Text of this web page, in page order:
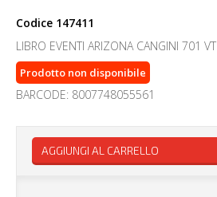
Codice 147411
LIBRO EVENTI ARIZONA CANGINI 701 VT
Prodotto non disponibile
BARCODE: 8007748055561
AGGIUNGI AL CARRELLO